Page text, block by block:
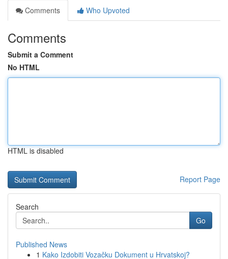
Comments
Who Upvoted
Comments
Submit a Comment
No HTML
HTML is disabled
Report Page
Search
Go
Published News
1 Kako Izdobiti Vozačku Dokument u Hrvatskoj?